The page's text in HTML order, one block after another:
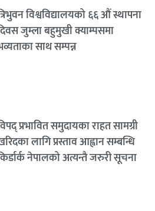
विश्वविद्यालयको ६६ औं स्थापना
जुम्ला बहुमुखी क्याम्पसमा
साथ सम्पन्न
प्रभावित समुदायका राहत सामग्री
लागि प्रस्ताव आह्वान सम्बन्धि
नेपालको अत्यन्तै जरुरी सूचना